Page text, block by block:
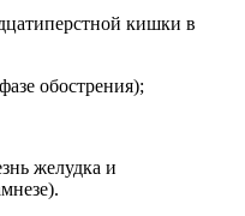
кишки в
обострения);
желудка и